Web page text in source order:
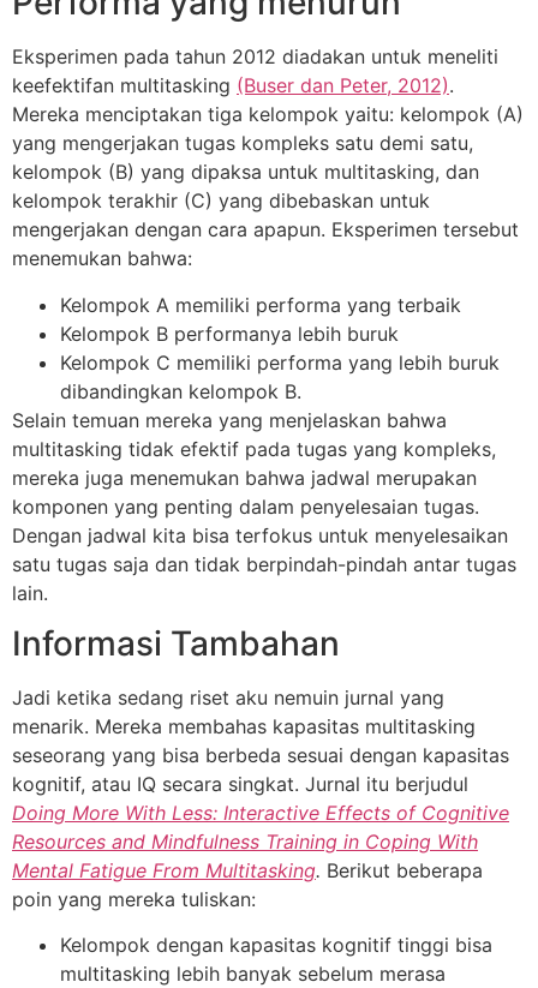
Eksperimen pada tahun 2012 diadakan untuk meneliti
keefektifan multitasking (Buser dan Peter, 2012).
Mereka menciptakan tiga kelompok yaitu: kelompok (A)
yang mengerjakan tugas kompleks satu demi satu,
kelompok (B) yang dipaksa untuk multitasking, dan
kelompok terakhir (C) yang dibebaskan untuk
mengerjakan dengan cara apapun. Eksperimen tersebut
menemukan bahwa:
Kelompok A memiliki performa yang terbaik
Kelompok B performanya lebih buruk
Kelompok C memiliki performa yang lebih buruk
dibandingkan kelompok B.
Selain temuan mereka yang menjelaskan bahwa
multitasking tidak efektif pada tugas yang kompleks,
mereka juga menemukan bahwa jadwal merupakan
komponen yang penting dalam penyelesaian tugas.
Dengan jadwal kita bisa terfokus untuk menyelesaikan
satu tugas saja dan tidak berpindah-pindah antar tugas
lain.
Informasi Tambahan
Jadi ketika sedang riset aku nemuin jurnal yang
menarik. Mereka membahas kapasitas multitasking
seseorang yang bisa berbeda sesuai dengan kapasitas
kognitif, atau IQ secara singkat. Jurnal itu berjudul
Doing More With Less: Interactive Effects of Cognitive
Resources and Mindfulness Training in Coping With
Mental Fatigue From Multitasking. Berikut beberapa
poin yang mereka tuliskan:
Kelompok dengan kapasitas kognitif tinggi bisa
multitasking lebih banyak sebelum merasa